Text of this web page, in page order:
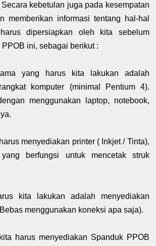
Secara kebetulan juga pada kesempatan
memberikan informasi tentang hal-hal
dipersiapkan oleh kita sebelum
ini, sebagai berikut :
yang harus kita lakukan adalah
komputer (minimal Pentium 4).
menggunakan laptop, notebook,
menyediakan printer ( Inkjet / Tinta),
berfungsi untuk mencetak struk
kita lakukan adalah menyediakan
menggunakan koneksi apa saja).
harus menyediakan Spanduk PPOB